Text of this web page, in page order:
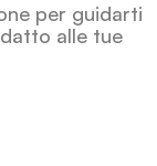
per guidarti
alle tue